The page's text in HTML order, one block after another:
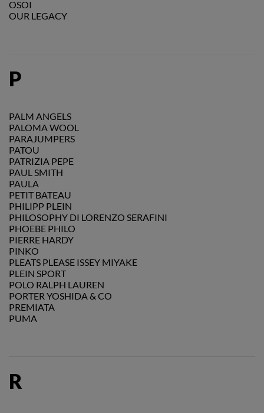
OSOI
OUR LEGACY
P
PALM ANGELS
PALOMA WOOL
PARAJUMPERS
PATOU
PATRIZIA PEPE
PAUL SMITH
PAULA
PETIT BATEAU
PHILIPP PLEIN
PHILOSOPHY DI LORENZO SERAFINI
PHOEBE PHILO
PIERRE HARDY
PINKO
PLEATS PLEASE ISSEY MIYAKE
PLEIN SPORT
POLO RALPH LAUREN
PORTER YOSHIDA & CO
PREMIATA
PUMA
R